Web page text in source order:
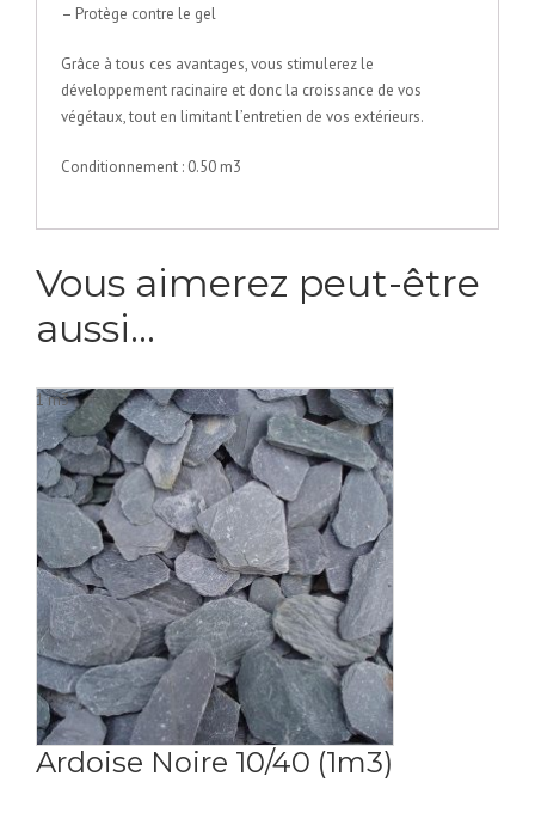
– Protège contre le gel
Grâce à tous ces avantages, vous stimulerez le
développement racinaire et donc la croissance de vos
végétaux, tout en limitant l’entretien de vos extérieurs.
Conditionnement : 0.50 m3
Vous aimerez peut-être
aussi…
1 m3
Ardoise Noire 10/40 (1m3)